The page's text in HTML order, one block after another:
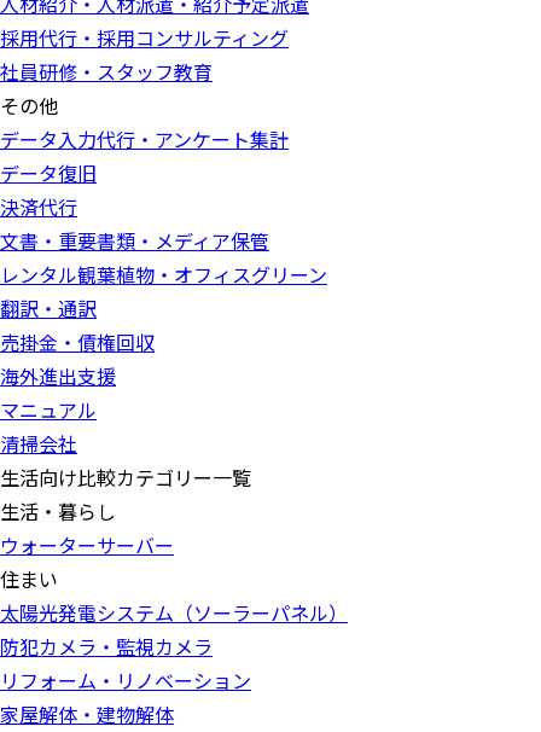
採用代行・採用コンサルティング
社員研修・スタッフ教育
その他
データ入力代行・アンケート集計
データ復旧
決済代行
文書・重要書類・メディア保管
レンタル観葉植物・オフィスグリーン
翻訳・通訳
売掛金・債権回収
海外進出支援
マニュアル
清掃会社
生活向け比較カテゴリー一覧
生活・暮らし
ウォーターサーバー
住まい
太陽光発電システム（ソーラーパネル）
防犯カメラ・監視カメラ
リフォーム・リノベーション
家屋解体・建物解体